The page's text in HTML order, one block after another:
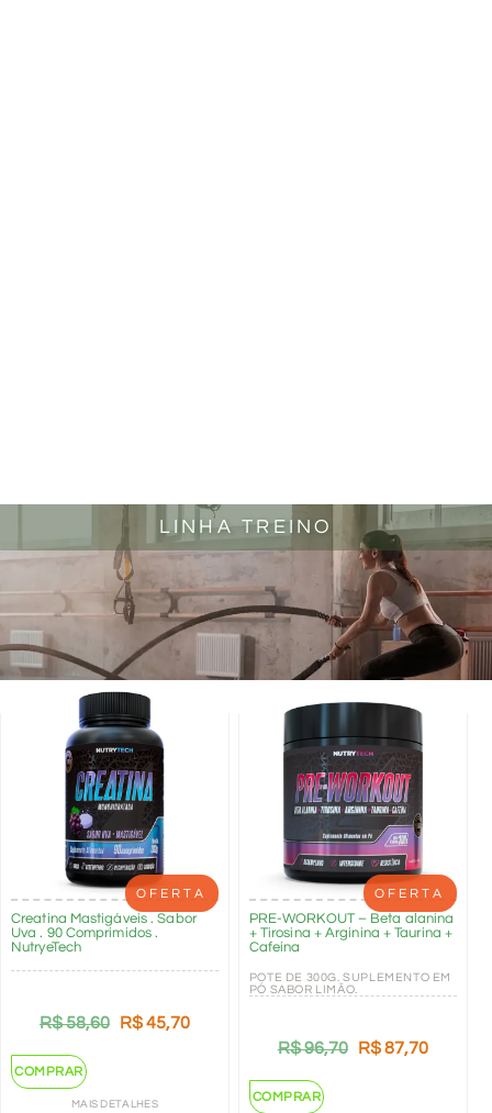
LINHA TREINO
OFERTA
Creatina Mastigáveis . Sabor
Uva . 90 Comprimidos .
NutryeTech
R$58,60 R$45,70
COMPRAR
MAIS DETALHES
OFERTA
PRE-WORKOUT – Beta alanina
+ Tirosina + Arginina + Taurina +
Cafeína
POTE DE 300G. SUPLEMENTO EM
PÓ SABOR LIMÃO.
R$96,70 R$87,70
COMPRAR